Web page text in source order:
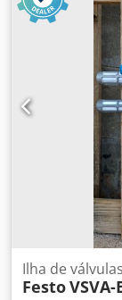
Ilha de
FestoVSVA-